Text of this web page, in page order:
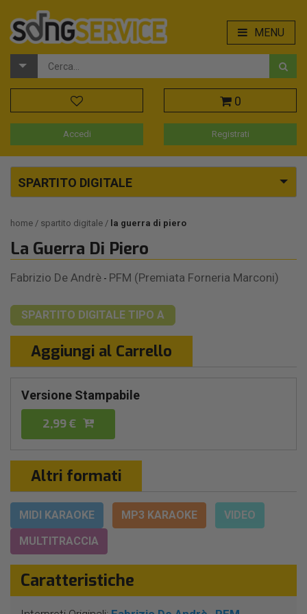
MENU
0
Accedi Registrati
SPARTITO DIGITALE
home spartito digitale la guerra di piero
La Guerra Di Piero
Fabrizio De Andrè - PFM (Premiata Forneria Marconi)
SPARTITO DIGITALE TIPO A
Aggiungi al Carrello
Versione Stampabile
2,99 €
Altri formati
MIDI KARAOKE MP3 KARAOKE
VIDEO
MULTITRACCIA
Caratteristiche